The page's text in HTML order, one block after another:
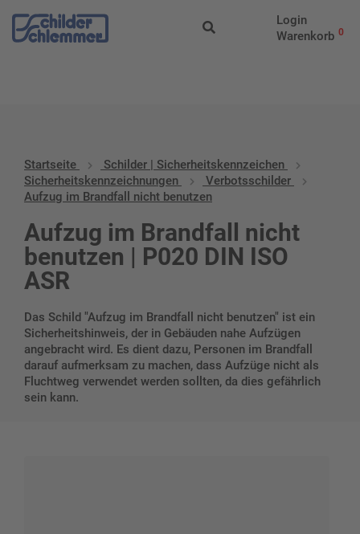
Login
Warenkorb 0
Sicherheitskennzeichen
Sicherheitskennzeichnungen/
im Brandfall nicht benutzen
Startseite
Schilder | Sicherheitskennzeichen
Sicherheitskennzeichnungen
Verbotsschilder
Aufzug im Brandfall nicht benutzen
Aufzug im Brandfall nicht
benutzen | P020 DIN ISO
ASR
Das Schild "Aufzug im Brandfall nicht benutzen" ist ein
Sicherheitshinweis, der in Gebäuden nahe Aufzügen
angebracht wird. Es dient dazu, Personen im Brandfall
darauf aufmerksam zu machen, dass Aufzüge nicht als
Fluchtweg verwendet werden sollten, da dies gefährlich
sein kann.